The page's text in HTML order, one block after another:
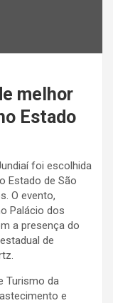
melhor
Estado
foi escolhida
Estado de São
O evento,
Palácio dos
a presença do
de
Turismo da
e